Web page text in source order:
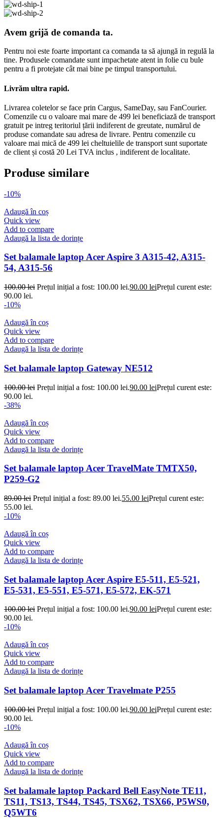
Avem grijă de comanda ta.
Pentru noi este foarte important ca comanda ta să ajungă in regulă la
tine. Produsele comandate sunt impachetate atent in folie cu bule
pentru a fi protejate cât mai bine pe timpul transportului.
Livrăm ultra rapid.
Livrarea coletelor se face prin Cargus, SameDay, sau FanCourier.
Comenzile cu o valoare mai mare de 499 lei beneficiază de transport
gratuit pe intreg teritoriul țării indiferent de greutate, numărul de
produse comandate sau adresa de livrare. Pentru comenzile cu
valoare mai mică de 499 lei cheltuielile de transport sunt suportate
de client și costă 20 Lei TVA inclus , indiferent de localitate.
Produse similare
-10%
Adaugă în coș
Quick view
Add to compare
Adaugă la lista de dorințe
Set balamale laptop Acer Aspire 3 A315-42, A315-
54, A315-56
100.00lei Prețul inițial a fost: 100.00 lei.90.00 leiPrețul curent este:
90.00 lei.
-10%
Adaugă în coș
Quick view
Add to compare
Adaugă la lista de dorințe
Set balamale laptop Gateway NE512
100.00lei Prețul inițial a fost: 100.00 lei.90.00 leiPrețul curent este:
90.00 lei.
-38%
Adaugă în coș
Quick view
Add to compare
Adaugă la lista de dorințe
Set balamale laptop Acer TravelMate TMTX50,
P259-G2
89.00lei Prețul inițial a fost: 89.00 lei.55.00 leiPrețul curent este:
55.00 lei.
-10%
Adaugă în coș
Quick view
Add to compare
Adaugă la lista de dorințe
Set balamale laptop Acer Aspire E5-511, E5-521,
E5-531, E5-551, E5-571, E5-572, EK-571
100.00lei Prețul inițial a fost: 100.00 lei.90.00 leiPrețul curent este:
90.00 lei.
-10%
Adaugă în coș
Quick view
Add to compare
Adaugă la lista de dorințe
Set balamale laptop Acer Travelmate P255
100.00lei Prețul inițial a fost: 100.00 lei.90.00 leiPrețul curent este:
90.00 lei.
-10%
Adaugă în coș
Quick view
Add to compare
Adaugă la lista de dorințe
Set balamale laptop Packard Bell EasyNote TE11,
TS11, TS13, TS44, TS45, TSX62, TSX66, P5WS0,
Q5WT6